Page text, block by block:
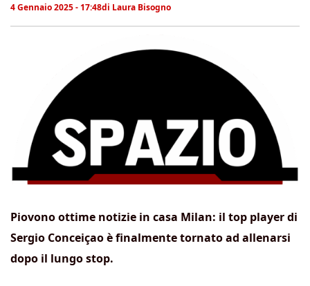
4 Gennaio 2025 - 17:48di Laura Bisogno
Piovono ottime notizie in casa Milan: il top player di
Sergio Conceiçao è finalmente tornato ad allenarsi
dopo il lungo stop.